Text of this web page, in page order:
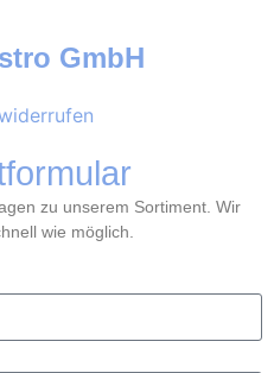
GmbH
zu unserem Sortiment. Wir
wie möglich.